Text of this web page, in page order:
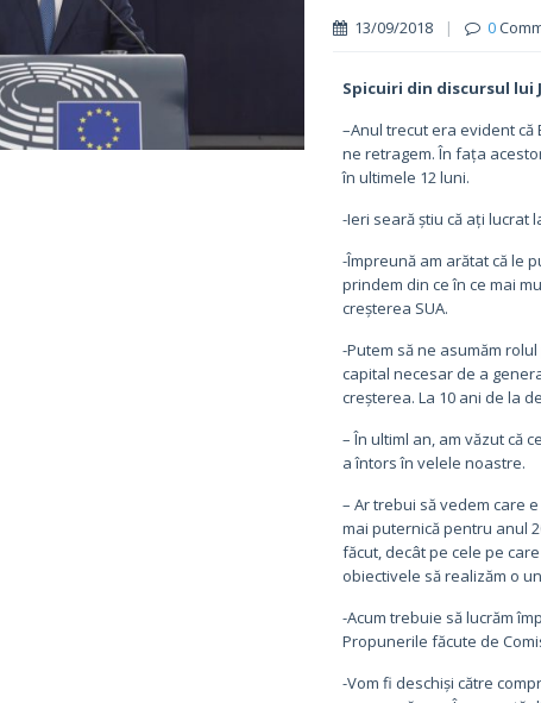
13/09/2018 | 0
Spicuiri din discursul lui
–Anul trecut era evident
ne retragem. În fața
în ultimele 12 luni.
-Ieri seară știu că ați lucrat
-Împreună am arătat că le
prindem din ce în ce mai
creșterea SUA.
-Putem să ne asumăm
capital necesar de a
creșterea. La 10 ani de la
– În ultiml an, am văzut că
a întors în velele noastre.
– Ar trebui să vedem care
mai puternică pentru anul
făcut, decât pe cele pe
obiectivele să realizăm o
-Acum trebuie să lucrăm
Propunerile făcute de
-Vom fi deschiși către